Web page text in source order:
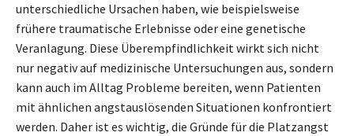
unterschiedliche Ursachen haben, wie beispielsweise
frühere traumatische Erlebnisse oder eine genetische
Veranlagung. Diese Überempfindlichkeit wirkt sich nicht
nur negativ auf medizinische Untersuchungen aus, sondern
kann auch im Alltag Probleme bereiten, wenn Patienten
mit ähnlichen angstauslösenden Situationen konfrontiert
werden. Daher ist es wichtig, die Gründe für die Platzangst